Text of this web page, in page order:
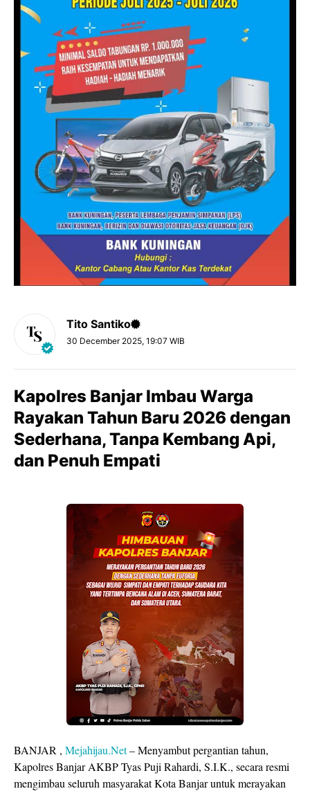
Tito Santiko
30 December 2025, 19:07 WIB
Kapolres Banjar Imbau Warga
Rayakan Tahun Baru 2026 dengan
Sederhana, Tanpa Kembang Api,
dan Penuh Empati
BANJAR , Mejahijau.Net– Menyambut pergantian tahun,
Kapolres Banjar AKBP Tyas Puji Rahardi, S.I.K., secara resmi
mengimbau seluruh masyarakat Kota Banjar untuk merayakan